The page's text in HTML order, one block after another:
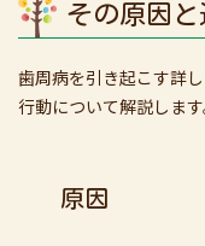
その原因
歯周病を引き起こす詳
行動について解説します
原因